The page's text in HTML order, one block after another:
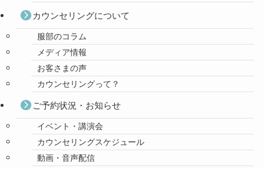
カウンセリングについて
服部のコラム
メディア情報
お客さまの声
カウンセリングって？
ご予約状況・お知らせ
イベント・講演会
カウンセリングスケジュール
動画・音声配信